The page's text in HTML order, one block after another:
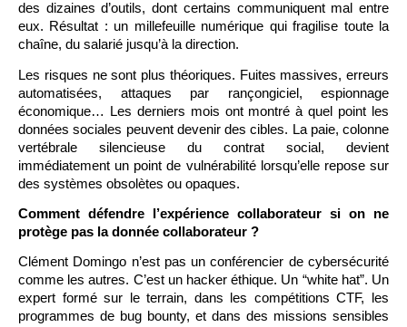
des dizaines d’outils, dont certains communiquent mal entre
eux. Résultat : un millefeuille numérique qui fragilise toute la
chaîne, du salarié jusqu’à la direction.
Les risques ne sont plus théoriques. Fuites massives, erreurs
automatisées, attaques par rançongiciel, espionnage
économique… Les derniers mois ont montré à quel point les
données sociales peuvent devenir des cibles. La paie, colonne
vertébrale silencieuse du contrat social, devient
immédiatement un point de vulnérabilité lorsqu’elle repose sur
des systèmes obsolètes ou opaques.
Comment défendre l’expérience collaborateur si on ne
protège pas la donnée collaborateur ?
Clément Domingo n’est pas un conférencier de cybersécurité
comme les autres. C’est un hacker éthique. Un “white hat”. Un
expert formé sur le terrain, dans les compétitions CTF, les
programmes de bug bounty, et dans des missions sensibles